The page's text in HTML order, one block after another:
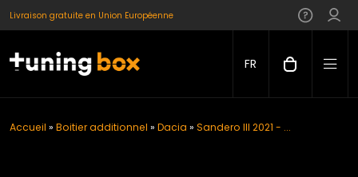
Livraison gratuite en Union Européenne
FR
Accueil » Boitier additionnel » Dacia » Sandero III 2021 - ...